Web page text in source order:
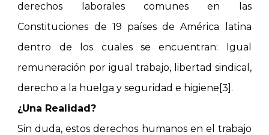
derechos laborales comunes en las
Constituciones de 19 países de América latina
dentro de los cuales se encuentran: Igual
remuneración por igual trabajo, libertad sindical,
derecho a la huelga y seguridad e higiene[3].
¿Una Realidad?
Sin duda, estos derechos humanos en el trabajo